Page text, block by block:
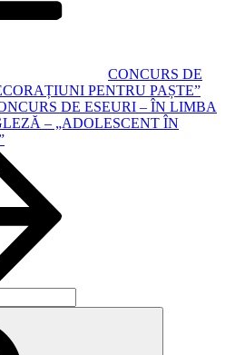
CONCURS DE
PENTRU PAȘTE”
DE ESEURI – ÎN LIMBA
– „ADOLESCENT ÎN